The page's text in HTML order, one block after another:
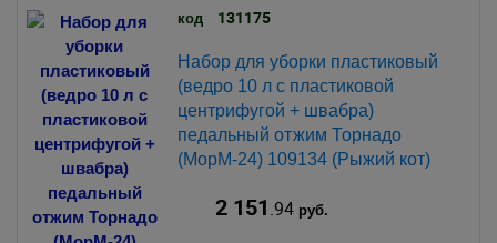
код 131175
Набор для уборки пластиковый
(ведро 10 л с пластиковой
центрифугой + швабра)
педальный отжим Торнадо
(МорМ-24) 109134 (Рыжий кот)
2 151.94руб.